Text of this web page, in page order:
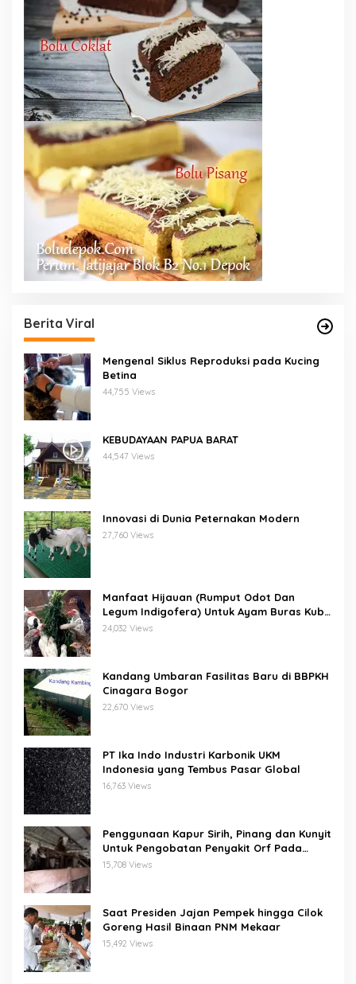
Berita Viral
Mengenal Siklus Reproduksi pada Kucing
Betina
44,755 Views
KEBUDAYAAN PAPUA BARAT
44,547 Views
Innovasi di Dunia Peternakan Modern
27,760 Views
Manfaat Hijauan (Rumput Odot Dan
Legum Indigofera) Untuk Ayam Buras Kub
Dan Sensi
24,032 Views
Kandang Umbaran Fasilitas Baru di BBPKH
Cinagara Bogor
22,670 Views
PT Ika Indo Industri Karbonik UKM
Indonesia yang Tembus Pasar Global
16,763 Views
Penggunaan Kapur Sirih, Pinang dan Kunyit
Untuk Pengobatan Penyakit Orf Pada
Domba/Kambing
15,708 Views
Saat Presiden Jajan Pempek hingga Cilok
Goreng Hasil Binaan PNM Mekaar
15,492 Views